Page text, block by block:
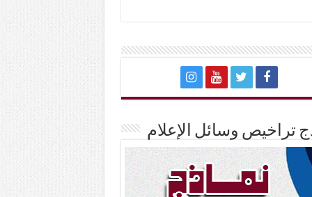
تراخيص وسائل الإعلام